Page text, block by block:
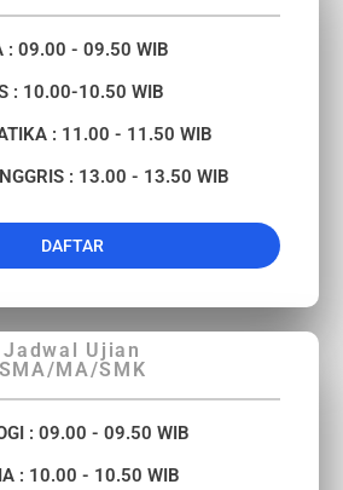
: 09.00 - 09.50 WIB
: 10.00-10.50 WIB
: 11.00 - 11.50 WIB
: 13.00 - 13.50 WIB
DAFTAR
Jadwal Ujian
SMA/MA/SMK
: 09.00 - 09.50 WIB
: 10.00 - 10.50 WIB